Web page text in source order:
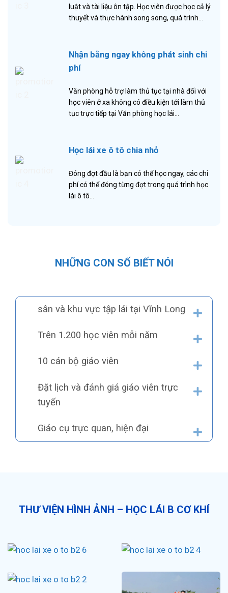
luật và tài liệu ôn tập. Học viên được học cả lý
thuyết và thực hành song song, quá trình…
Nhận bằng ngay không phát sinh chi
phí
Văn phòng hỗ trợ làm thủ tục tại nhà đối với
học viên ở xa không có điều kiện tới làm thủ
tục trực tiếp tại Văn phòng học lái…
Học lái xe ô tô chia nhỏ
Đóng đợt đầu là bạn có thể học ngay, các chi
phí có thể đóng từng đợt trong quá trình học
lái ô tô…
NHỮNG CON SỐ BIẾT NÓI
sân và khu vực tập lái tại Vĩnh Long
Trên 1.200 học viên mỗi năm
10 cán bộ giáo viên
Đặt lịch và đánh giá giáo viên trực
tuyến
Giáo cụ trực quan, hiện đại
THƯ VIỆN HÌNH ẢNH – HỌC LÁI B CƠ KHÍ